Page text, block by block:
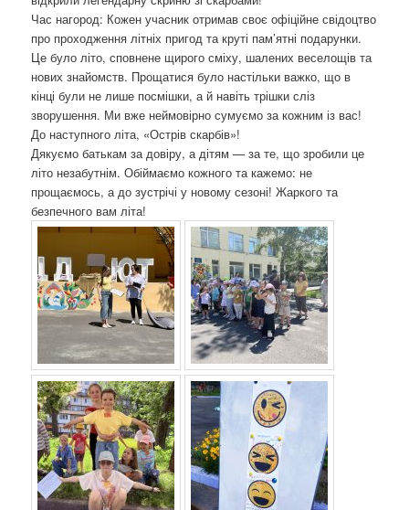
Час нагород: Кожен учасник отримав своє офіційне свідоцтво
про проходження літніх пригод та круті пам’ятні подарунки.
Це було літо, сповнене щирого сміху, шалених веселощів та
нових знайомств. Прощатися було настільки важко, що в
кінці були не лише посмішки, а й навіть трішки сліз
зворушення. Ми вже неймовірно сумуємо за кожним із вас!
До наступного літа, «Острів скарбів»!
Дякуємо батькам за довіру, а дітям — за те, що зробили це
літо незабутнім. Обіймаємо кожного та кажемо: не
прощаємось, а до зустрічі у новому сезоні! Жаркого та
безпечного вам літа!